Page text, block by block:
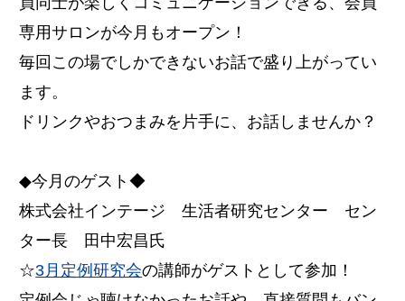
専用サロンが今月もオープン！
毎回この場でしかできないお話で盛り上がってい
ます。
ドリンクやおつまみを片手に、お話しませんか？
◆今月のゲスト◆
株式会社インテージ 生活者研究センター セン
ター長 田中宏昌氏
☆3月定例研究会の講師がゲストとして参加！